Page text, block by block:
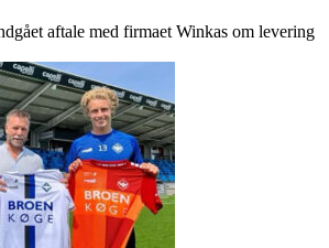
aftale med firmaet Winkas om levering